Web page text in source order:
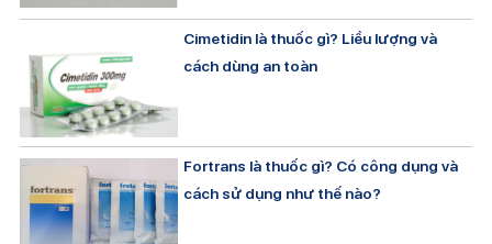
Cimetidin là thuốc gì? Liều lượng và
cách dùng an toàn
Fortrans là thuốc gì? Có công dụng và
cách sử dụng như thế nào?